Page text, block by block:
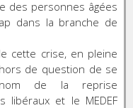
des personnes âgées
dans la branche de
cette crise, en pleine
de question de se
nom de la reprise
libéraux et le MEDEF